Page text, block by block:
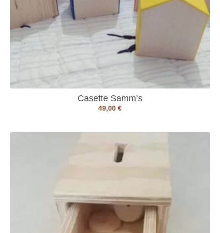
Casette Samm’s
49,00 €